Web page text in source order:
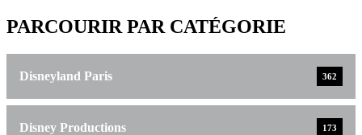
PARCOURIR PAR CATÉGORIE
Disneyland Paris 362
Disney Productions 173